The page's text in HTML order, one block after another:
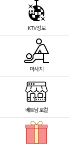
KTV정보
마사지
베트남로컬